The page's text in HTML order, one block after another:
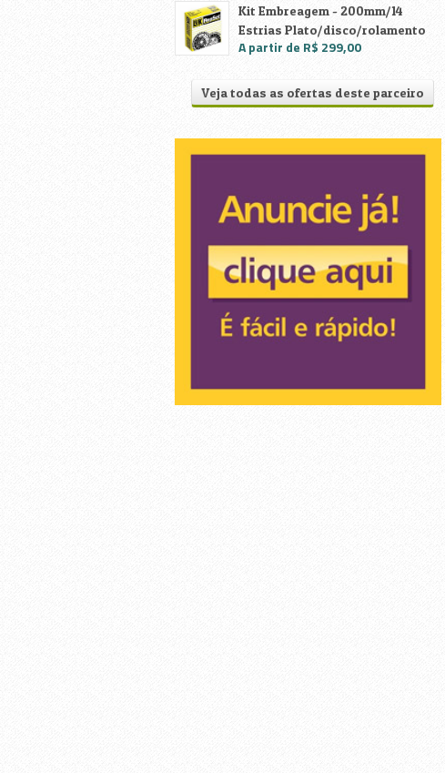
Kit Embreagem - 200mm/14
Estrias Plato/disco/rolamento
A partir de R$ 299,00
Veja todas as ofertas deste parceiro